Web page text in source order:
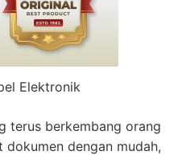
Elektronik
terus berkembang orang
dengan mudah,